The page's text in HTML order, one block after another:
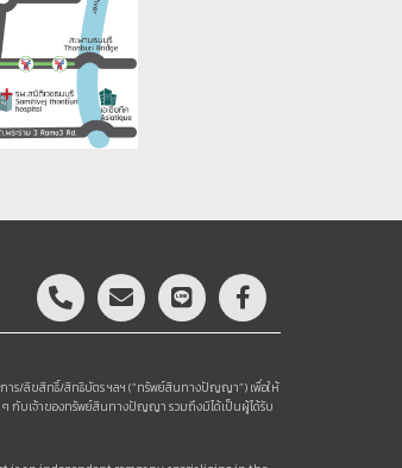
าร/ลิขสิทธิ์/สิทธิบัตร ฯลฯ (“ทรัพย์สินทางปัญญา”) เพื่อให้
กับเจ้าของทรัพย์สินทางปัญญา รวมถึงมิได้เป็นผู้ได้รับ